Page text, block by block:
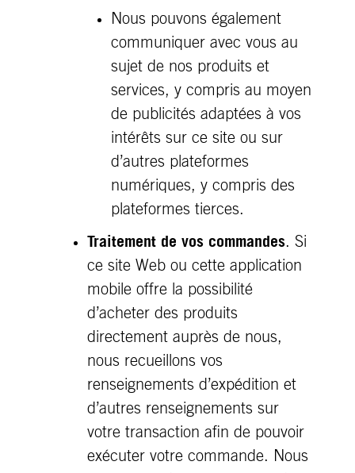
Nous pouvons également
communiquer avec vous au
sujet de nos produits et
services, y compris au moyen
de publicités adaptées à vos
intérêts sur ce site ou sur
d’autres plateformes
numériques, y compris des
plateformes tierces.
Traitement de vos commandes. Si
ce site Web ou cette application
mobile offre la possibilité
d’acheter des produits
directement auprès de nous,
nous recueillons vos
renseignements d’expédition et
d’autres renseignements sur
votre transaction afin de pouvoir
exécuter votre commande. Nous